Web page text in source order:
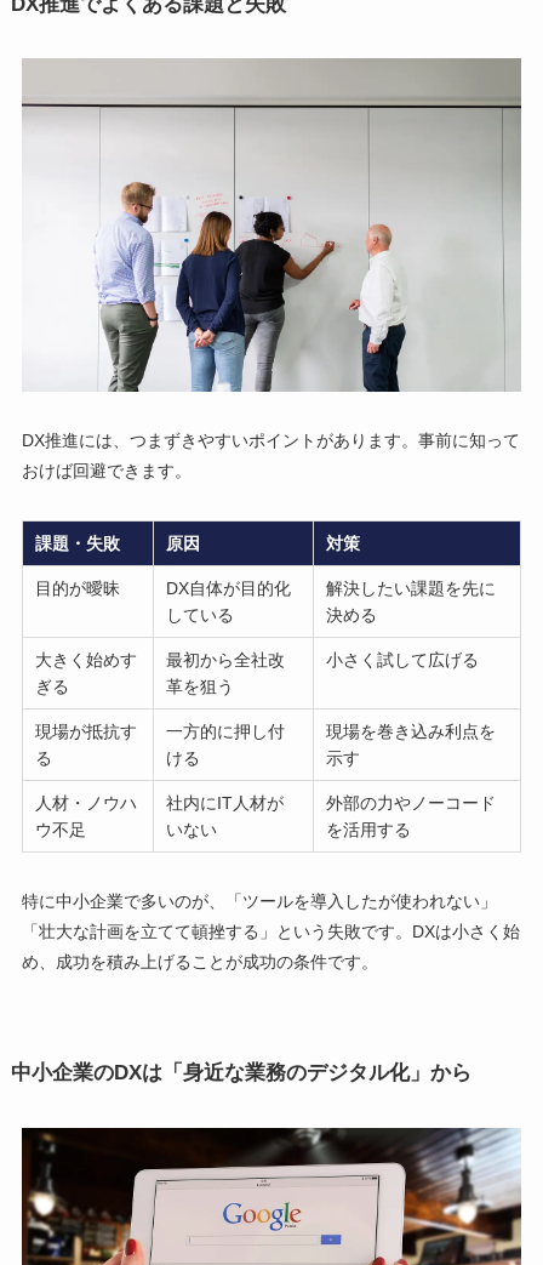
DX推進には、つまずきやすいポイントがあります。事前に知って
おけば回避できます。
課題・失敗 原因 対策
目的が曖昧
DX自体が目的化
している
解決したい課題を先に
決める
大きく始めす
ぎる
最初から全社改
革を狙う
小さく試して広げる
現場が抵抗す
る
一方的に押し付
ける
現場を巻き込み利点を
示す
人材・ノウハ
ウ不足
社内にIT人材が
いない
外部の力やノーコード
を活用する
特に中小企業で多いのが、「ツールを導入したが使われない」
「壮大な計画を立てて頓挫する」という失敗です。DXは小さく始
め、成功を積み上げることが成功の条件です。
中小企業のDXは「身近な業務のデジタル化」から